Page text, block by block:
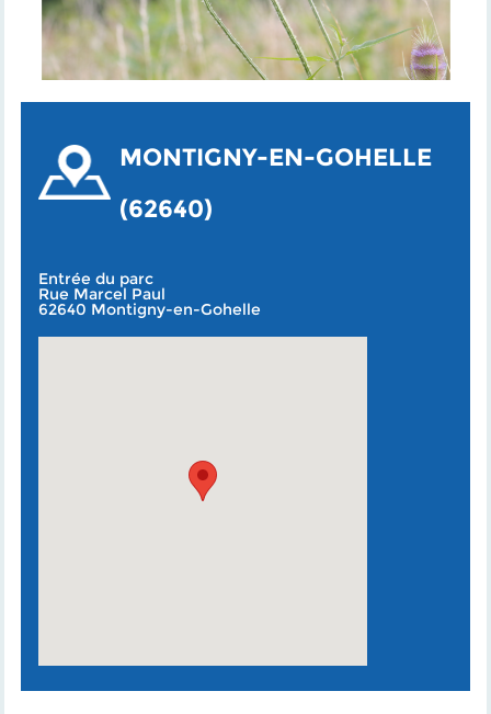
MONTIGNY-EN-GOHELLE
(62640)
Entrée du parc
Rue Marcel Paul
62640 Montigny-en-Gohelle